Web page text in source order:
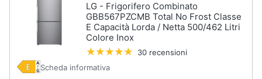
musica
Clima
LG - Frigorifero Combinato
GBB567PZCMB Total No Frost Classe
E Capacità Lorda / Netta 500/462 Litri
Colore Inox
30 recensioni
Scheda informativa